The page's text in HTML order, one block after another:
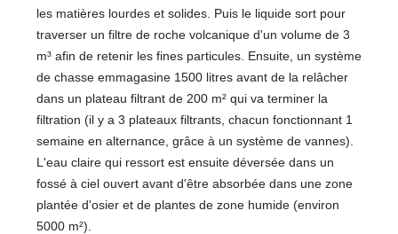
les matières lourdes et solides. Puis le liquide sort pour
traverser un filtre de roche volcanique d'un volume de 3
m³ afin de retenir les fines particules. Ensuite, un système
de chasse emmagasine 1500 litres avant de la relâcher
dans un plateau filtrant de 200 m² qui va terminer la
filtration (il y a 3 plateaux filtrants, chacun fonctionnant 1
semaine en alternance, grâce à un système de vannes).
L'eau claire qui ressort est ensuite déversée dans un
fossé à ciel ouvert avant d'être absorbée dans une zone
plantée d'osier et de plantes de zone humide (environ
5000 m²).